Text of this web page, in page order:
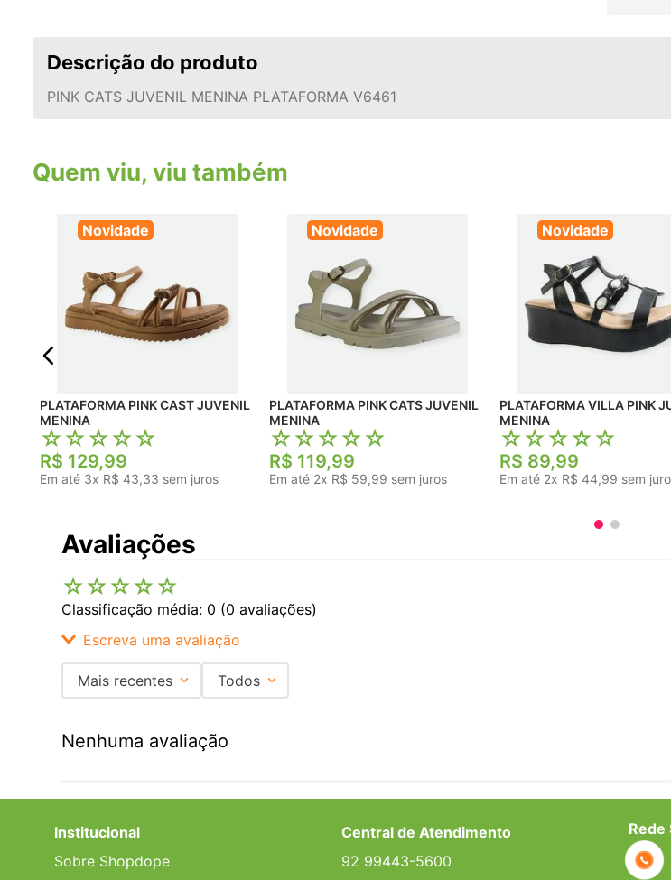
Descrição do produto
PINK CATS JUVENIL MENINA PLATAFORMA V6461
Quem viu, viu também
Novidade
PLATAFORMA PINK CAST JUVENIL
MENINA
☆☆☆☆☆
R$ 129,99
Em até 3x R$ 43,33 sem juros
Novidade
PLATAFORMA PINK CATS JUVENIL
MENINA
☆☆☆☆☆
R$ 119,99
Em até 2x R$ 59,99 sem juros
Novidade
PLATAFORMA VILLA PINK JUVENIL
MENINA
☆☆☆☆☆
R$ 89,99
Em até 2x R$ 44,99 sem
Avaliações
☆☆☆☆☆
Classificação média: 0 (0 avaliações)
Escreva uma avaliação
Título
Avalie o produto de 1 a 5 estrelas
★ ★
Mais recentes Todos
Nenhuma avaliação
Institucional
Sobre Shopdope
Central de Atendimento
92 99443-5600
Rede